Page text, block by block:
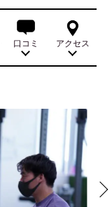
口コミ アクセス